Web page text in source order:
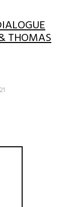
THOMAS